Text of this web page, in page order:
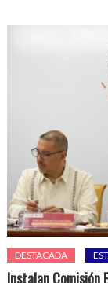
DESTACADA
Instalan Comisión